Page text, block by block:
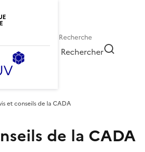
Rechercher
et conseils de la CADA
de la CADA